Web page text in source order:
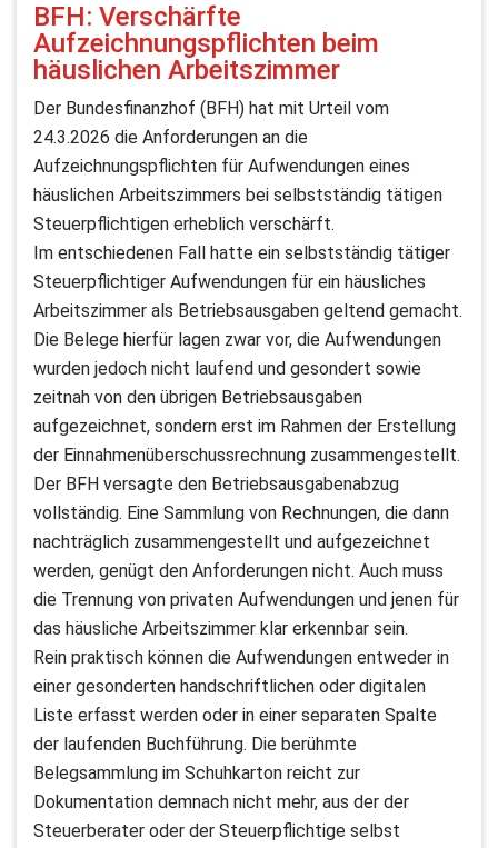
BFH: Verschärfte
Aufzeichnungspflichten beim
häuslichen Arbeitszimmer
Der Bundesfinanzhof (BFH) hat mit Urteil vom
24.3.2026 die Anforderungen an die
Aufzeichnungspflichten für Aufwendungen eines
häuslichen Arbeitszimmers bei selbstständig tätigen
Steuerpflichtigen erheblich verschärft.
Im entschiedenen Fall hatte ein selbstständig tätiger
Steuerpflichtiger Aufwendungen für ein häusliches
Arbeitszimmer als Betriebsausgaben geltend gemacht.
Die Belege hierfür lagen zwar vor, die Aufwendungen
wurden jedoch nicht laufend und gesondert sowie
zeitnah von den übrigen Betriebsausgaben
aufgezeichnet, sondern erst im Rahmen der Erstellung
der Einnahmenüberschussrechnung zusammengestellt.
Der BFH versagte den Betriebsausgabenabzug
vollständig. Eine Sammlung von Rechnungen, die dann
nachträglich zusammengestellt und aufgezeichnet
werden, genügt den Anforderungen nicht. Auch muss
die Trennung von privaten Aufwendungen und jenen für
das häusliche Arbeitszimmer klar erkennbar sein.
Rein praktisch können die Aufwendungen entweder in
einer gesonderten handschriftlichen oder digitalen
Liste erfasst werden oder in einer separaten Spalte
der laufenden Buchführung. Die berühmte
Belegsammlung im Schuhkarton reicht zur
Dokumentation demnach nicht mehr, aus der der
Steuerberater oder der Steuerpflichtige selbst